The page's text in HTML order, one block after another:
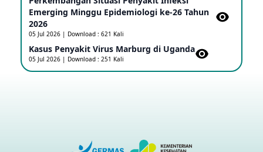
Update Penyakit Virus Hanta Tipe HPS di Kapal
04 May 2026
Emerging Minggu Epidemiologi ke-26 Tahun
2026
05 Jul 2026 | Download : 621 Kali
Kasus Penyakit Virus Marburg di Uganda
05 Jul 2026 | Download : 251 Kali